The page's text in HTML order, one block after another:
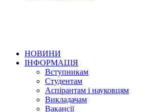
НОВИНИ
ІНФОРМАЦІЯ
Вступникам
Студентам
Аспірантам і науковцям
Викладачам
Вакансії